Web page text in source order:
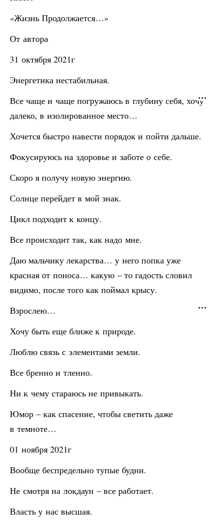
«Жизнь Продолжается…»
От автора
31 октября 2021г
Энергетика нестабильная.
Все чаще и чаще погружаюсь в глубину себя, хочу
далеко, в изолированное место…
Хочется быстро навести порядок и пойти дальше.
Фокусируюсь на здоровье и заботе о себе.
Скоро я получу новую энергию.
Солнце перейдет в мой знак.
Цикл подходит к концу.
Все происходит так, как надо мне.
Даю мальчику лекарства… у него попка уже
красная от поноса… какую – то гадость словил
видимо, после того как поймал крысу.
Взрослею…
Хочу быть еще ближе к природе.
Люблю связь с элементами земли.
Все бренно и тленно.
Ни к чему стараюсь не привыкать.
Юмор – как спасение, чтобы светить даже
в темноте…
01 ноября 2021г
Вообще беспредельно тупые будни.
Не смотря на локдаун – все работает.
Власть у нас высшая.